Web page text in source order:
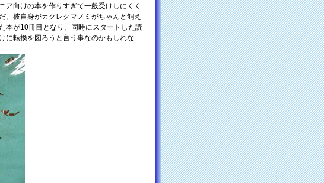
ア向けの本を作りすぎて一般受けしにくく
。彼自身がカクレクマノミがちゃんと飼え
本が10冊目となり、同時にスタートした読
に転換を図ろうと言う事なのかもしれな